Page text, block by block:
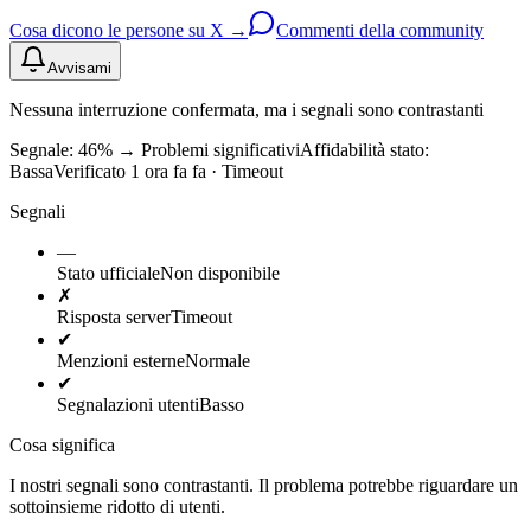
Cosa dicono le persone su X → Commenti della community
Avvisami
Nessuna interruzione confermata, ma i segnali sono contrastanti
Segnale: 46% → Problemi significativiAffidabilità stato:
BassaVerificato 1 ora fa fa · Timeout
Segnali
—
Stato ufficialeNon disponibile
✗
Risposta serverTimeout
✔
Menzioni esterneNormale
✔
Segnalazioni utentiBasso
Cosa significa
I nostri segnali sono contrastanti. Il problema potrebbe riguardare un
sottoinsieme ridotto di utenti.